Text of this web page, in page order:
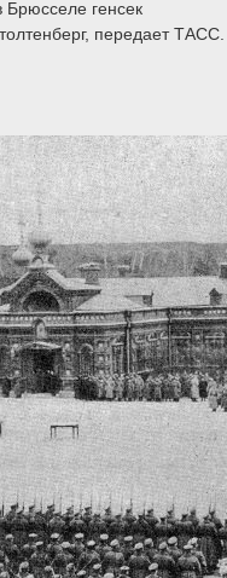
генсек
передает ТАСС.